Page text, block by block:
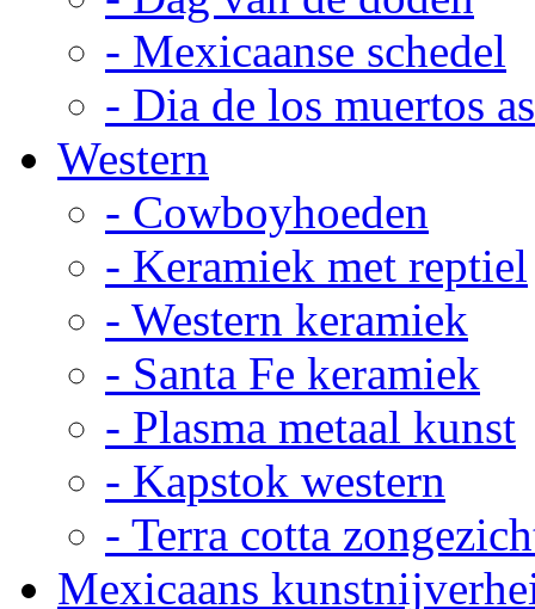
- Mexicaanse schedel
- Dia de los muertos
Western
- Cowboyhoeden
- Keramiek met reptiel
- Western keramiek
- Santa Fe keramiek
- Plasma metaal kunst
- Kapstok western
- Terra cotta
Mexicaans